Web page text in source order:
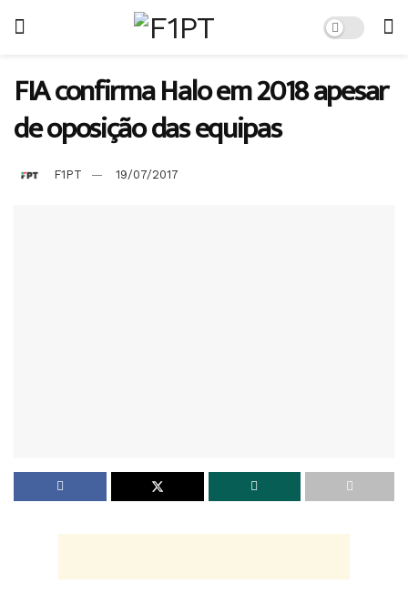
FIA confirma Halo em 2018 apesar
de oposição das equipas
F1PT 19/07/2017